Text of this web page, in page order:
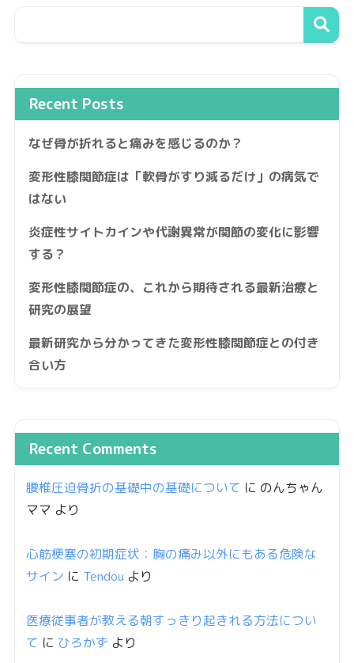
Recent Posts
なぜ骨が折れると痛みを感じるのか？
変形性膝関節症は「軟骨がすり減るだけ」の病気で
はない
炎症性サイトカインや代謝異常が関節の変化に影響
する？
変形性膝関節症の、これから期待される最新治療と
研究の展望
最新研究から分かってきた変形性膝関節症との付き
合い方
Recent Comments
腰椎圧迫骨折の基礎中の基礎について に のんちゃん
ママ より
心筋梗塞の初期症状：胸の痛み以外にもある危険な
サイン に Tendou より
医療従事者が教える朝すっきり起きれる方法につい
て に ひろかず より